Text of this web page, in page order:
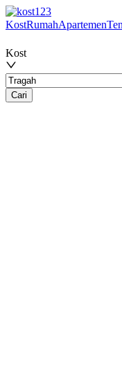
KostRumahApartemen
Kost
Cari